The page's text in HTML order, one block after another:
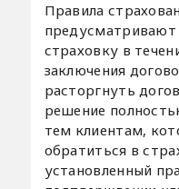
Правила
предусматривают
страховку в
заключения
расторгнуть
решение
тем клиентам,
обратиться в
установленный